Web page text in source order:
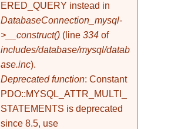
ERED_QUERY instead in
DatabaseConnection_mysql-
>__construct() (line 334 of
includes/database/mysql/datab
ase.inc).
Deprecated function: Constant
PDO::MYSQL_ATTR_MULTI_
STATEMENTS is deprecated
since 8.5, use